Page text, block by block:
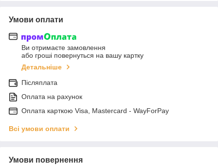
Умови оплати
Ви отримаєте замовлення
або гроші повернуться на вашу картку
Детальніше
Післяплата
Оплата на рахунок
Оплата карткою Visa, Mastercard - WayForPay
Всі умови оплати
Умови повернення